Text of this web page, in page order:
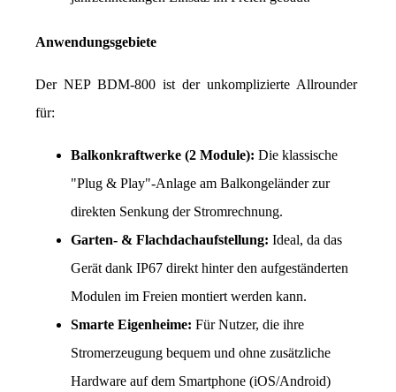
Anwendungsgebiete
Der NEP BDM-800 ist der unkomplizierte Allrounder
für:
Balkonkraftwerke (2 Module): Die klassische
"Plug & Play"-Anlage am Balkongeländer zur
direkten Senkung der Stromrechnung.
Garten- & Flachdachaufstellung: Ideal, da das
Gerät dank IP67 direkt hinter den aufgeständerten
Modulen im Freien montiert werden kann.
Smarte Eigenheime: Für Nutzer, die ihre
Stromerzeugung bequem und ohne zusätzliche
Hardware auf dem Smartphone (iOS/Android)